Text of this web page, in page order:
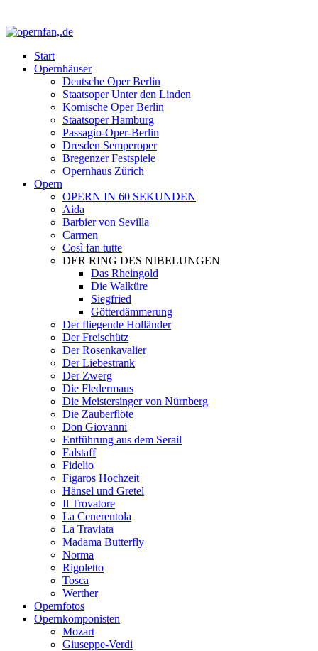
Start
Opernhäuser
Deutsche Oper Berlin
Staatsoper Unter den Linden
Komische Oper Berlin
Staatsoper Hamburg
Passagio-Oper-Berlin
Dresden Semperoper
Bregenzer Festspiele
Opernhaus Zürich
Opern
OPERN IN 60 SEKUNDEN
Aida
Barbier von Sevilla
Carmen
Così fan tutte
DER RING DES NIBELUNGEN
Das Rheingold
Die Walküre
Siegfried
Götterdämmerung
Der fliegende Holländer
Der Freischütz
Der Rosenkavalier
Der Liebestrank
Der Zwerg
Die Fledermaus
Die Meistersinger von Nürnberg
Die Zauberflöte
Don Giovanni
Entführung aus dem Serail
Falstaff
Fidelio
Figaros Hochzeit
Hänsel und Gretel
Il Trovatore
La Cenerentola
La Traviata
Madama Butterfly
Norma
Rigoletto
Tosca
Werther
Opernfotos
Opernkomponisten
Mozart
Giuseppe-Verdi